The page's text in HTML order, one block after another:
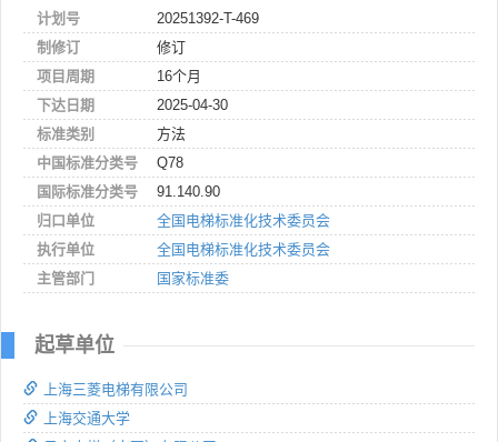
计划号
20251392-T-469
制修订
修订
项目周期
16个月
下达日期
2025-04-30
标准类别
方法
中国标准分类号
Q78
国际标准分类号
91.140.90
归口单位
全国电梯标准化技术委员会
执行单位
全国电梯标准化技术委员会
主管部门
国家标准委
起草单位
上海三菱电梯有限公司
上海交通大学